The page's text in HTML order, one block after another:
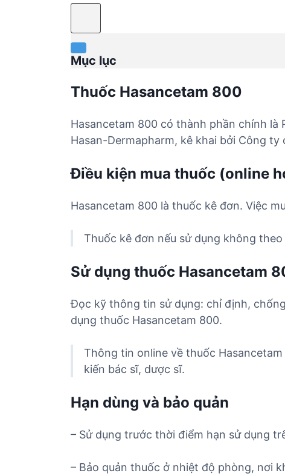
Mục lục
Thuốc Hasancetam 800
Hasancetam 800 có thành phần chính
Hasan-Dermapharm, kê khai bởi Công
Điều kiện mua thuốc (online
Hasancetam 800 là thuốc kê đơn. Việc
Thuốc kê đơn nếu sử dụng không
Sử dụng thuốc Hasancetam
Đọc kỹ thông tin sử dụng: chỉ định,
dụng thuốc Hasancetam 800.
Thông tin online về thuốc
kiến bác sĩ, dược sĩ.
Hạn dùng và bảo quản
– Sử dụng trước thời điểm hạn sử dụng
– Bảo quản thuốc ở nhiệt độ phòng, nơi